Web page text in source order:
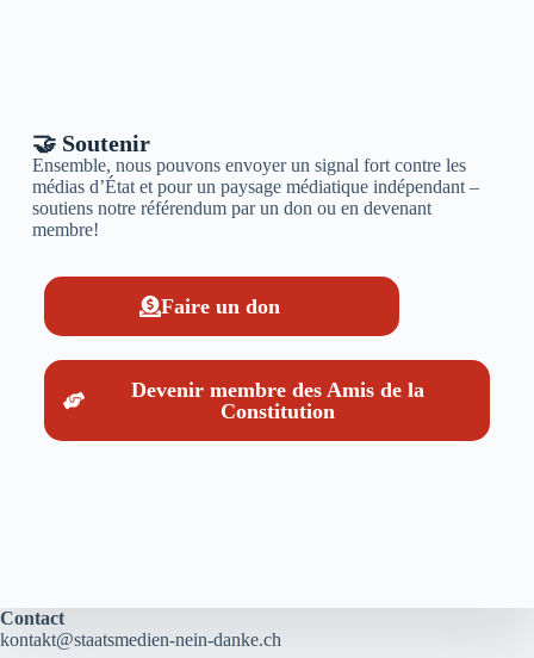
🤝 Soutenir
Ensemble, nous pouvons envoyer un signal fort contre les
médias d’État et pour un paysage médiatique indépendant –
soutiens notre référendum par un don ou en devenant
membre!
Faire un don
Devenir membre des Amis de la
Constitution
Contact
kontakt@staatsmedien-nein-danke.ch